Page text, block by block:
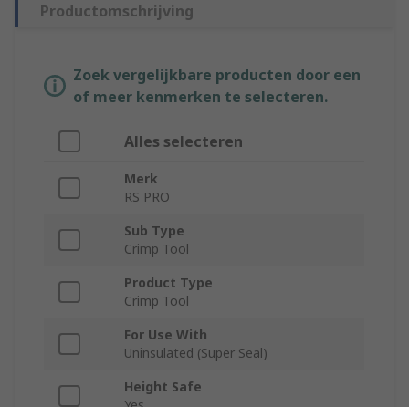
Productomschrijving
Zoek vergelijkbare producten door een
of meer kenmerken te selecteren.
Alles selecteren
Merk
RS PRO
Sub Type
Crimp Tool
Product Type
Crimp Tool
For Use With
Uninsulated (Super Seal)
Height Safe